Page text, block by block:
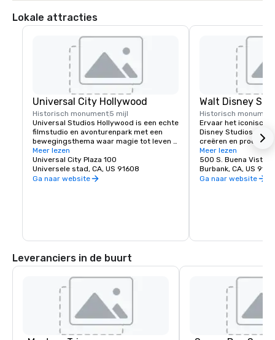
Lokale attracties
Universal City Hollywood
Historisch monument5 mijl
Universal Studios Hollywood is een echte
filmstudio en avonturenpark met een
bewegingsthema waar magie tot leven
komt.
Neem een kijkje achter de schermen
tijdens de wereldberoemde Studio Tour
leuke winkel-, eet- en
Meer lezen
Universal City Plaza 100
Universele stad, CA, US 91608
Ga naar website
Walt Disney
Historisch monument
Ervaar het iconische
Disney Studios. Al
creëren en
magische films,
avonturen, van
tot Beauty and the
Studiorondleidingen
Meer lezen
500 S. Buena Vista
Burbank, CA, US
Ga naar website
Leveranciers in de buurt